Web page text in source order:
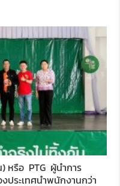
หรือ PTG ผู้นำการ
ประเทศนำพนักงานกว่า